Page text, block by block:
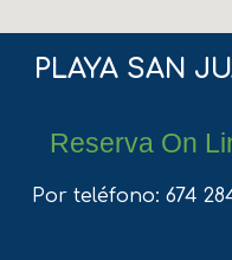
PLAYA SAN
Reserva On
Por teléfono: 674